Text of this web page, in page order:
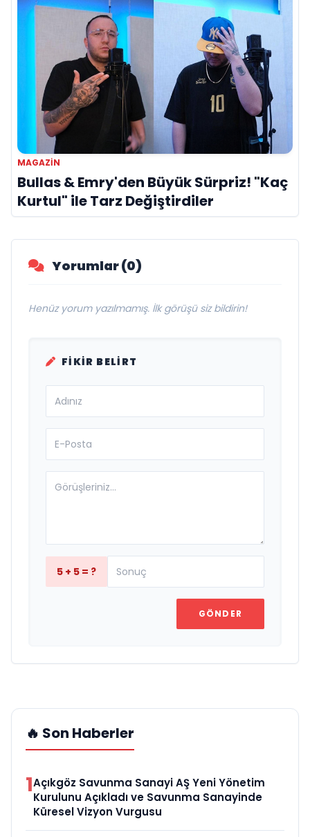
MAGAZİN
Bullas & Emry'den Büyük Sürpriz! "Kaç
Kurtul" ile Tarz Değiştirdiler
Yorumlar (0)
Henüz yorum yazılmamış. İlk görüşü siz bildirin!
FIKIR BELIRT
5 + 5 = ?
GÖNDER
🔥 Son Haberler
1Açıkgöz Savunma Sanayi AŞ Yeni Yönetim
Kurulunu Açıkladı ve Savunma Sanayinde
Küresel Vizyon Vurgusu